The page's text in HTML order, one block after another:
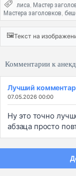
лиса, Мастер
Мастера заголовков,
🖼️Текст на
Комментарии к
Лучший
07.05.2026 00:00
Ну это точно
абзаца просто